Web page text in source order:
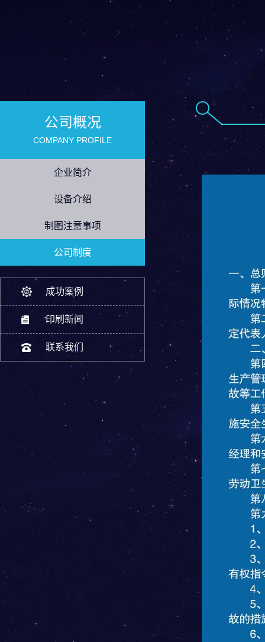
公司概况
COMPANY PROFILE
企业简介
设备介绍
制图注意事项
公司制度
成功案例
印刷新闻
联系我们